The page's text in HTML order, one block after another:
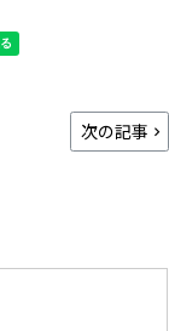
次の記事